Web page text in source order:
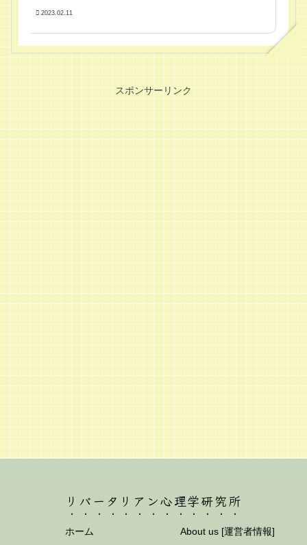
2023.02.11
スポンサーリンク
リバータリアン心理学研究所
ホーム About us [運営者情報]